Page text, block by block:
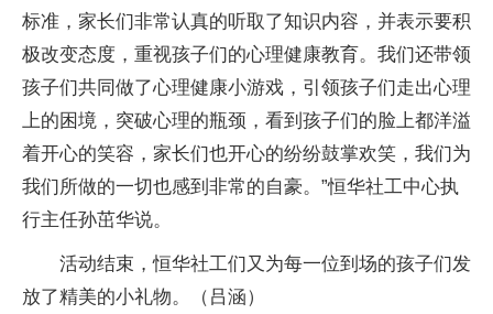
标准，家长们非常认真的听取了知识内容，并表示要积
极改变态度，重视孩子们的心理健康教育。我们还带领
孩子们共同做了心理健康小游戏，引领孩子们走出心理
上的困境，突破心理的瓶颈，看到孩子们的脸上都洋溢
着开心的笑容，家长们也开心的纷纷鼓掌欢笑，我们为
我们所做的一切也感到非常的自豪。”恒华社工中心执
行主任孙茁华说。
活动结束，恒华社工们又为每一位到场的孩子们发
放了精美的小礼物。（吕涵）